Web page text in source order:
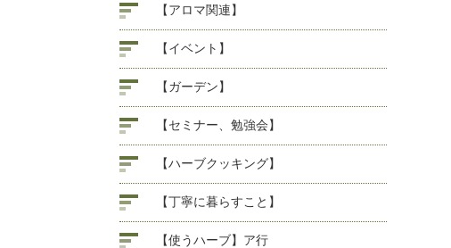
【アロマ関連】
【イベント】
【ガーデン】
【セミナー、勉強会】
【ハーブクッキング】
【丁寧に暮らすこと】
【使うハーブ】ア行